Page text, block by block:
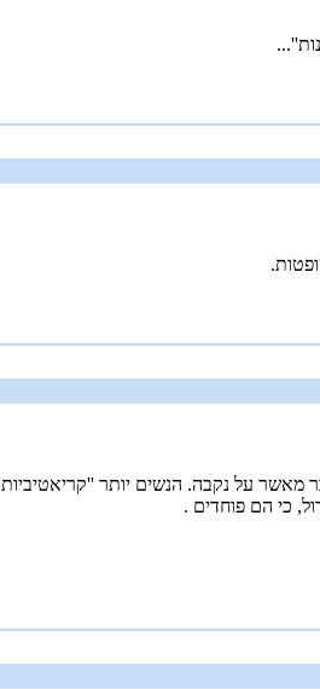
מאשר על נקבה. הנשים יותר
כי הם פוחדים .